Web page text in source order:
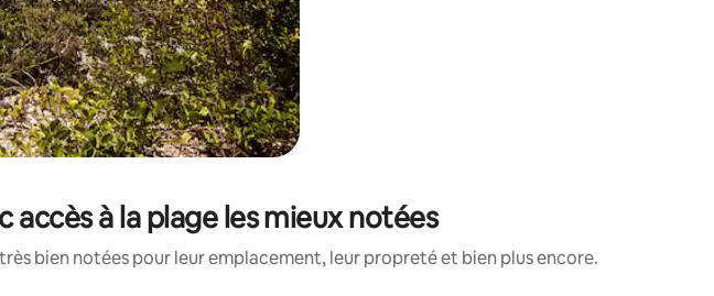
accès à la plage les mieux notées
bien notées pour leur emplacement, leur propreté et bien plus encore.